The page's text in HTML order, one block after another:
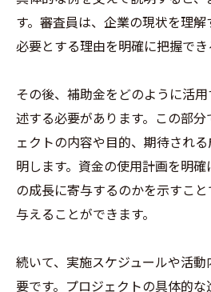
す。審査員は、企業の現状を理
必要とする理由を明確に把握でき
その後、補助金をどのように活
述する必要があります。この部
ェクトの内容や目的、期待され
明します。資金の使用計画を明
の成長に寄与するのかを示すこ
与えることができます。
続いて、実施スケジュールや活
要です。プロジェクトの具体的